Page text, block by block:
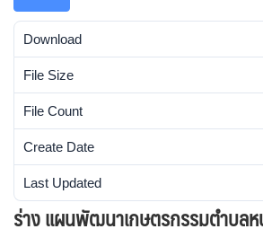
Download
File Size
File Count
Create Date
Last Updated
ร่าง แผนพัฒนาเกษตรกรรมตำบล